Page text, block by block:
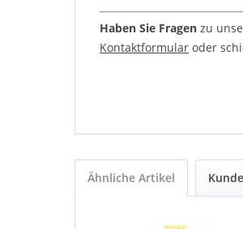
Haben Sie Fragen zu
Kontaktformular oder
Ähnliche Artikel